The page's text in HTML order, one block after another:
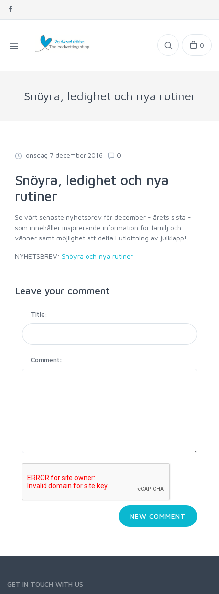
0
Snöyra, ledighet och nya rutiner
onsdag 7 december 2016 0
Snöyra, ledighet och nya
rutiner
Se vårt senaste nyhetsbrev för december - årets sista -
som innehåller inspirerande information för familj och
vänner samt möjlighet att delta i utlottning av julklapp!
NYHETSBREV: Snöyra och nya rutiner
Leave your comment
Title:
Comment:
GET IN TOUCH WITH US